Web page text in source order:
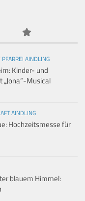
PFARREI AINDLING
Kinder- und
Musical
AINDLING
Hochzeitsmesse für
blauem Himmel: